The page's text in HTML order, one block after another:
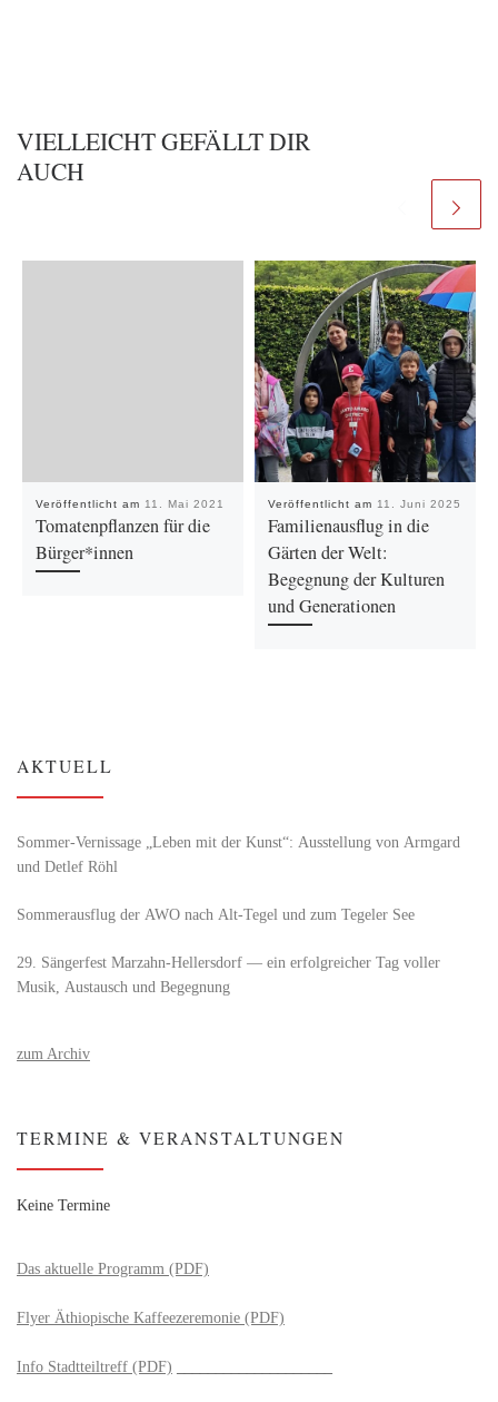
VIELLEICHT GEFÄLLT DIR
AUCH
Veröffentlicht am 11. Mai 2021
Tomatenpflanzen für die
Bürger*innen
Veröffentlicht am 11. Juni 2025
Familienausflug in die
Gärten der Welt:
Begegnung der Kulturen
und Generationen
AKTUELL
Sommer-Vernissage „Leben mit der Kunst“: Ausstellung von Armgard
und Detlef Röhl
Sommerausflug der AWO nach Alt‑Tegel und zum Tegeler See
29. Sängerfest Marzahn-Hellersdorf — ein erfolgreicher Tag voller
Musik, Austausch und Begegnung
zum Archiv
TERMINE & VERANSTALTUNGEN
Keine Termine
Das aktuelle Programm (PDF)
Flyer Äthiopische Kaffeezeremonie (PDF)
Info Stadtteiltreff (PDF)